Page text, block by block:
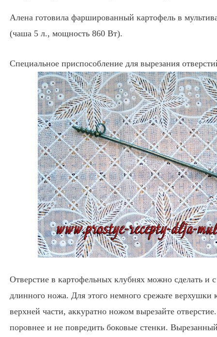
Алена готовила фаршированный картофель в
(чаша 5 л., мощность 860 Вт).
Специальное приспособление для вырезания
Отверстие в картофельных клубнях можно сделать и
длинного ножа. Для этого немного срежьте верхушки
верхней части, аккуратно ножом вырезайте
поровнее и не повредить боковые стенки.